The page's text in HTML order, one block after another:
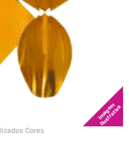
Imagem
Ilustrativa
Cores